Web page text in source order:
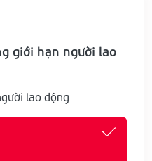
giới hạn người lao
lao động